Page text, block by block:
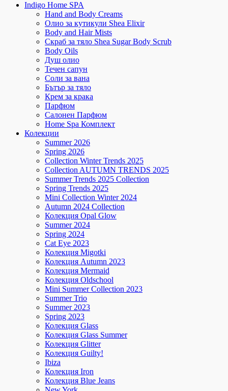
Indigo Home SPA
Hand and Body Creams
Олио за кутикули Shea Elixir
Body and Hair Mists
Скраб за тяло Shea Sugar Body Scrub
Body Oils
Душ олио
Течен сапун
Соли за вана
Бътър за тяло
Крем за крака
Парфюм
Салонен Парфюм
Home Spa Комплект
Колекции
Summer 2026
Spring 2026
Collection Winter Trends 2025
Collection AUTUMN TRENDS 2025
Summer Trends 2025 Collection
Spring Trends 2025
Mini Collection Winter 2024
Autumn 2024 Collection
Колекция Opal Glow
Summer 2024
Spring 2024
Cat Eye 2023
Колекция Migotki
Колекция Autumn 2023
Колекция Mermaid
Колекция Oldschool
Mini Summer Collection 2023
Summer Trio
Summer 2023
Spring 2023
Колекция Glass
Колекция Glass Summer
Колекция Glitter
Колекция Guilty!
Ibiza
Колекция Iron
Колекция Blue Jeans